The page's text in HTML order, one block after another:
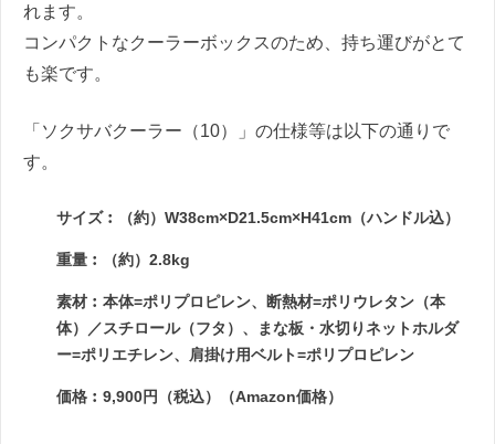
れます。
コンパクトなクーラーボックスのため、持ち運びがとて
も楽です。
「ソクサバクーラー（10）」の仕様等は以下の通りで
す。
サイズ︰（約）W38cm×D21.5cm×H41cm（ハンドル込）
重量︰（約）2.8kg
素材︰本体=ポリプロピレン、断熱材=ポリウレタン（本
体）／スチロール（フタ）、まな板・水切りネットホルダ
ー=ポリエチレン、肩掛け用ベルト=ポリプロピレン
価格︰9,900円（税込）（Amazon価格）